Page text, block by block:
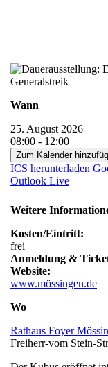
Wann
25. August 2026
08:00 - 12:00
Zum Kalender
ICS herunterladen
Outlook Live
Weitere
Kosten/Eintritt:
frei
Anmeldung &
Website:
www.mössingen.de
Wo
Rathaus Foyer
Freiherr-vom Stein-